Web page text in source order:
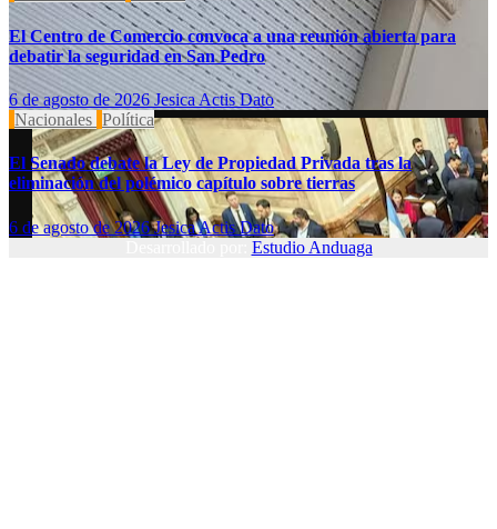
El Centro de Comercio convoca a una reunión abierta para
debatir la seguridad en San Pedro
6 de agosto de 2026Jesica Actis Dato
Nacionales Política
El Senado debate la Ley de Propiedad Privada tras la
eliminación del polémico capítulo sobre tierras
6 de agosto de 2026Jesica Actis Dato
Estudio Anduaga